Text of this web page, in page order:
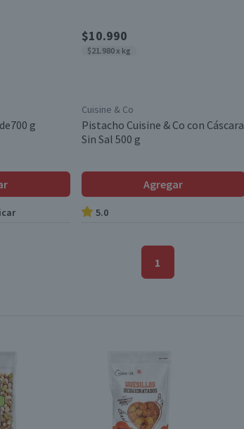
g
$10.990
$21.980 x kg
Cuisine & Co
Pistacho Cuisine & Co con Cáscara
Sin Sal 500 g
Agregar
5.0
1